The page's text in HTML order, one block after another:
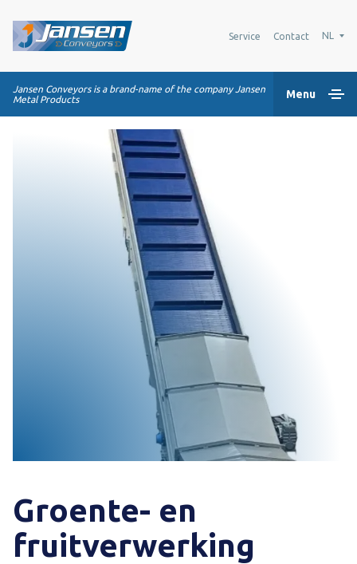
Service Contact NL
Jansen Conveyors is a brand-name of the company Jansen
Metal Products
Menu
Kunststof modulaire banden
Groente- en
fruitverwerking